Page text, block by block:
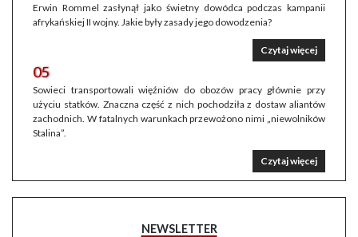
Erwin Rommel zasłynął jako świetny dowódca podczas kampanii
afrykańskiej II wojny. Jakie były zasady jego dowodzenia?
Czytaj więcej
05
Sowieci transportowali więźniów do obozów pracy głównie przy
użyciu statków. Znaczna część z nich pochodziła z dostaw aliantów
zachodnich. W fatalnych warunkach przewożono nimi „niewolników
Stalina”.
Czytaj więcej
NEWSLETTER